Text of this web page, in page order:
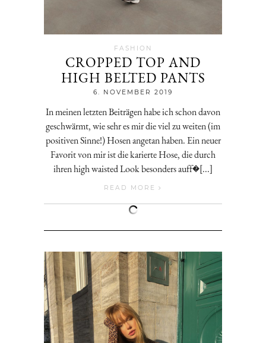
FASHION
CROPPED TOP AND
HIGH BELTED PANTS
6. NOVEMBER 2019
In meinen letzten Beiträgen habe ich schon davon
geschwärmt, wie sehr es mir die viel zu weiten (im
positiven Sinne!) Hosen angetan haben. Ein neuer
Favorit von mir ist die karierte Hose, die durch
ihren high waisted Look besonders auff�[...]
READ MORE